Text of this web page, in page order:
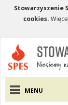
Stowarzyszenie
cookies.
Menu
Menu główne
MENU